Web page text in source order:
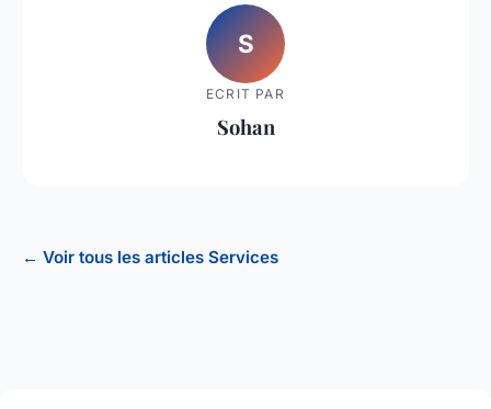
S
ECRIT PAR
Sohan
← Voir tous les articles Services